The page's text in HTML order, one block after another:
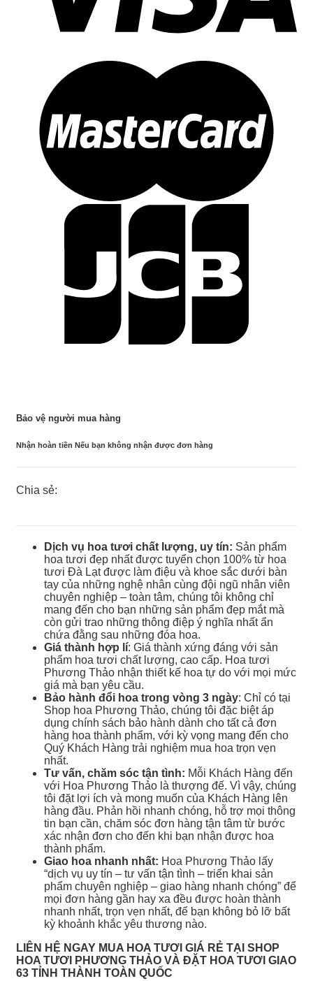
Bảo vệ người mua hàng
Nhận hoàn tiền Nếu bạn không nhận được đơn hàng
Chia sẻ:
Dịch vụ hoa tươi chất lượng, uy tín: Sản phẩm
hoa tươi đẹp nhất được tuyển chọn 100% từ hoa
tươi Đà Lạt được làm điệu và khoe sắc dưới bàn
tay của những nghệ nhân cùng đội ngũ nhân viên
chuyên nghiệp – toàn tâm, chúng tôi không chỉ
mang đến cho bạn những sản phẩm đẹp mắt mà
còn gửi trao những thông điệp ý nghĩa nhất ẩn
chứa đằng sau những đóa hoa.
Giá thành hợp lí: Giá thành xứng đáng với sản
phẩm hoa tươi chất lượng, cao cấp. Hoa tươi
Phương Thảo nhận thiết kế hoa tự do với mọi mức
giá mà bạn yêu cầu.
Bảo hành đổi hoa trong vòng 3 ngày: Chỉ có tại
Shop hoa Phương Thảo, chúng tôi đặc biệt áp
dụng chính sách bảo hành dành cho tất cả đơn
hàng hoa thành phẩm, với kỳ vọng mang đến cho
Quý Khách Hàng trải nghiệm mua hoa trọn vẹn
nhất.
Tư vấn, chăm sóc tận tình: Mỗi Khách Hàng đến
với Hoa Phương Thảo là thượng đế. Vì vậy, chúng
tôi đặt lợi ích và mong muốn của Khách Hàng lên
hàng đầu. Phản hồi nhanh chóng, hỗ trợ mọi thông
tin bạn cần, chăm sóc đơn hàng tận tâm từ bước
xác nhận đơn cho đến khi bạn nhận được hoa
thành phẩm.
Giao hoa nhanh nhất: Hoa Phương Thảo lấy
“dịch vụ uy tín – tư vấn tận tình – triển khai sản
phẩm chuyên nghiệp – giao hàng nhanh chóng” để
mọi đơn hàng gần hay xa đều được hoàn thành
nhanh nhất, trọn vẹn nhất, để bạn không bỏ lỡ bất
kỳ khoảnh khắc yêu thương nào.
LIÊN HỆ NGAY MUA HOA TƯƠI GIÁ RẺ TẠI SHOP
HOA TƯƠI PHƯƠNG THẢO VÀ ĐẶT HOA TƯƠI GIAO
63 TỈNH THÀNH TOÀN QUỐC